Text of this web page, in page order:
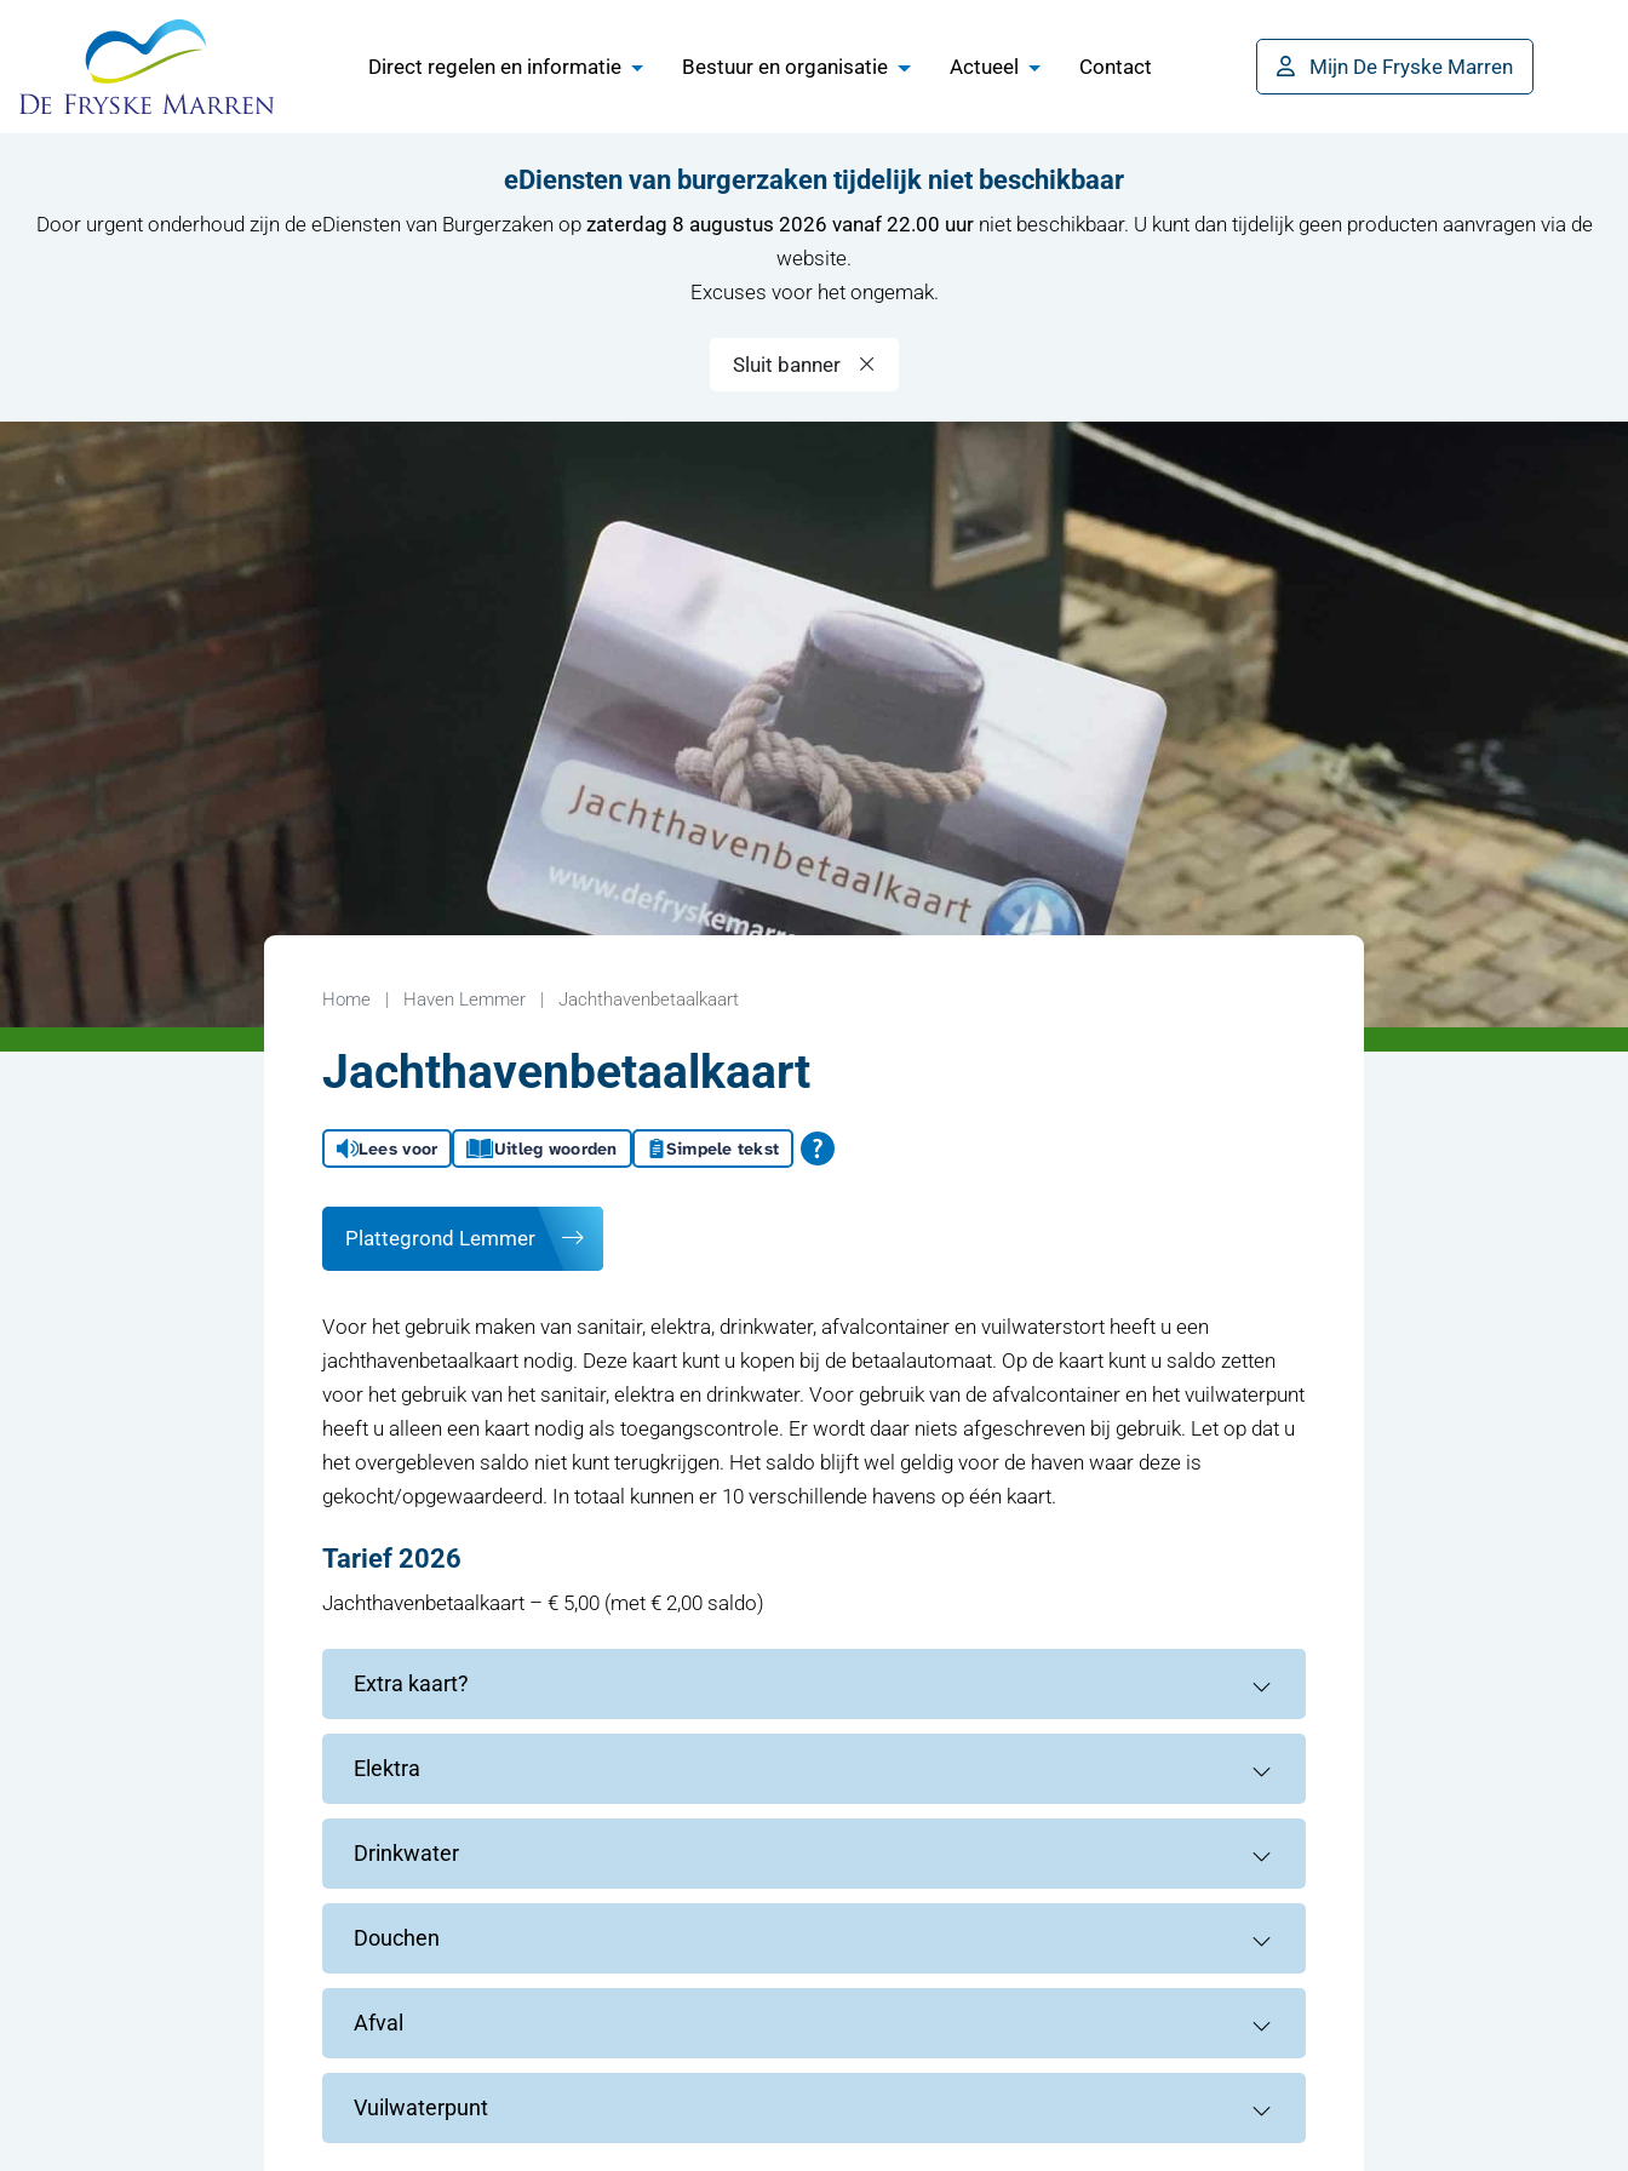
Direct regelen en informatie Bestuur en organisatie Actueel Contact Mijn De Fryske Marren
eDiensten van burgerzaken tijdelijk niet beschikbaar
Door urgent onderhoud zijn de eDiensten van Burgerzaken op zaterdag 8 augustus 2026 vanaf 22.00 uurniet beschikbaar. U kunt dan tijdelijk geen producten aanvragen via de
website.
Excuses voor het ongemak.
Sluit banner
Home Haven Lemmer Jachthavenbetaalkaart
Jachthavenbetaalkaart
Lees voor Uitleg woorden Simpele tekst
Plattegrond Lemmer
Voor het gebruik maken van sanitair, elektra, drinkwater, afvalcontainer en vuilwaterstort heeft u een
jachthavenbetaalkaart nodig. Deze kaart kunt u kopen bij de betaalautomaat. Op de kaart kunt u saldo zetten
voor het gebruik van het sanitair, elektra en drinkwater. Voor gebruik van de afvalcontainer en het vuilwaterpunt
heeft u alleen een kaart nodig als toegangscontrole. Er wordt daar niets afgeschreven bij gebruik. Let op dat u
het overgebleven saldo niet kunt terugkrijgen. Het saldo blijft wel geldig voor de haven waar deze is
gekocht/opgewaardeerd. In totaal kunnen er 10 verschillende havens op één kaart.
Tarief2026
Jachthavenbetaalkaart – € 5,00 (met € 2,00 saldo)
Extra kaart?
Elektra
Drinkwater
Douchen
Afval
Vuilwaterpunt